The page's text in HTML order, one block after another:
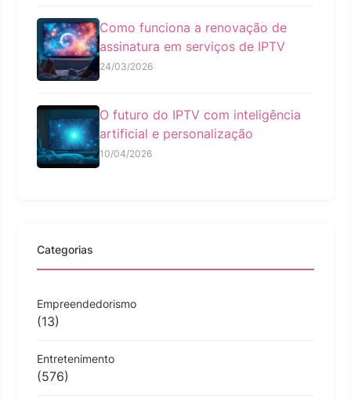
Como funciona a renovação de
assinatura em serviços de IPTV
24/03/2026
O futuro do IPTV com inteligência
artificial e personalização
10/04/2026
Categorias
Empreendedorismo
(13)
Entretenimento
(576)